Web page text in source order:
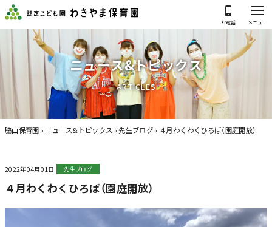
ニュース&トピックス
ARTICLES
脇山保育園 › ニュース&トピックス ›先生ブログ › ４月わくわくひろば（園庭開放）
2022年04月01日 先生ブログ
４月わくわくひろば（園庭開放）